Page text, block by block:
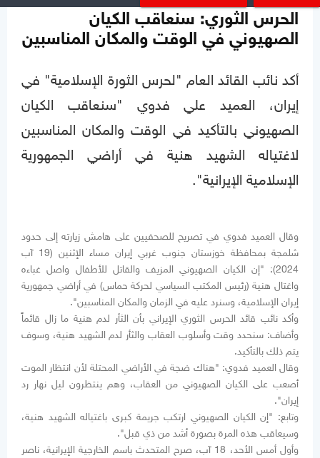
الحرس الثوري: سنعاقب الكيان
الصهيوني في الوقت والمكان المناسبين
أكد نائب القائد العام "لحرس الثورة الإسلامية" في
إيران، العميد علي فدوي "سنعاقب الكيان
الصهيوني بالتأكيد في الوقت والمكان المناسبين
لاغتياله الشهيد هنية في أراضي الجمهورية
الإسلامية الإيرانية".
وقال العميد فدوي في تصريح للصحفيين على هامش زيارته إلى حدود
شلمجة بمحافظة خوزستان جنوب غربي إيران مساء الإثنين (19 آب
2024): "إن الكيان الصهيوني المزيف والقاتل للأطفال واصل غباءه
واغتال هنية (رئيس المكتب السياسي لحركة حماس) في أراضي جمهورية
إيران الإسلامية، وسنرد عليه في الزمان والمكان المناسبين".
وأكد نائب قائد الحرس الثوري الإيراني بأن الثأر لدم هنية ما زال قائماً
وأضاف: سنحدد وقت وأسلوب العقاب والثأر لدم الشهيد هنية، وسوف
يتم ذلك بالتأكيد.
وقال العميد فدوي: "هناك ضجة في الأراضي المحتلة لأن انتظار الموت
أصعب على الكيان الصهيوني من العقاب، وهم ينتظرون ليل نهار رد
إيران".
وتابع: "إن الكيان الصهيوني ارتكب جريمة كبرى باغتياله الشهيد هنية،
وسيعاقب هذه المرة بصورة أشد من ذي قبل".
وأول أمس الأحد، 18 آب، صرح المتحدث باسم الخارجية الإيرانية، ناصر